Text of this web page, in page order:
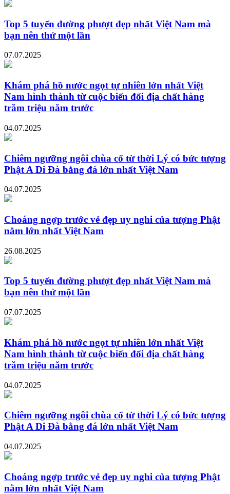
Top 5 tuyến đường phượt đẹp nhất Việt Nam mà
bạn nên thử một lần
07.07.2025
Khám phá hồ nước ngọt tự nhiên lớn nhất Việt
Nam hình thành từ cuộc biến đổi địa chất hàng
trăm triệu năm trước
04.07.2025
Chiêm ngưỡng ngôi chùa cổ từ thời Lý có bức tượng
Phật A Di Đà bằng đá lớn nhất Việt Nam
04.07.2025
Choáng ngợp trước vẻ đẹp uy nghi của tượng Phật
nằm lớn nhất Việt Nam
26.08.2025
Top 5 tuyến đường phượt đẹp nhất Việt Nam mà
bạn nên thử một lần
07.07.2025
Khám phá hồ nước ngọt tự nhiên lớn nhất Việt
Nam hình thành từ cuộc biến đổi địa chất hàng
trăm triệu năm trước
04.07.2025
Chiêm ngưỡng ngôi chùa cổ từ thời Lý có bức tượng
Phật A Di Đà bằng đá lớn nhất Việt Nam
04.07.2025
Choáng ngợp trước vẻ đẹp uy nghi của tượng Phật
nằm lớn nhất Việt Nam